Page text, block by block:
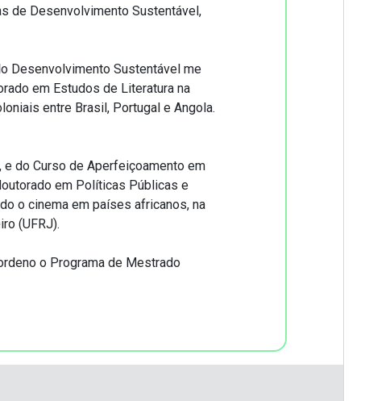
de Desenvolvimento Sustentável,
Desenvolvimento Sustentável me
em Estudos de Literatura na
entre Brasil, Portugal e Angola.
e do Curso de Aperfeiçoamento em
em Políticas Públicas e
o cinema em países africanos, na
(UFRJ).
o Programa de Mestrado